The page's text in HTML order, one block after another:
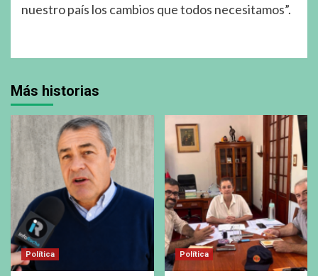
nuestro país los cambios que todos necesitamos”.
Más historias
Política Política